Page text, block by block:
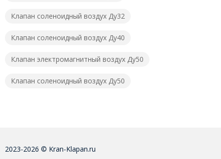
Клапан соленоидный воздух Ду32
Клапан соленоидный воздух Ду40
Клапан электромагнитный воздух Ду50
Клапан соленоидный воздух Ду50
2023-2026 © Kran-Klapan.ru